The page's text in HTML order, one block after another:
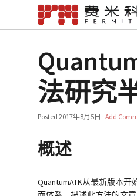
法研究
Posted2017年8月5日 ·Add
概述
QuantumATK从最新版本